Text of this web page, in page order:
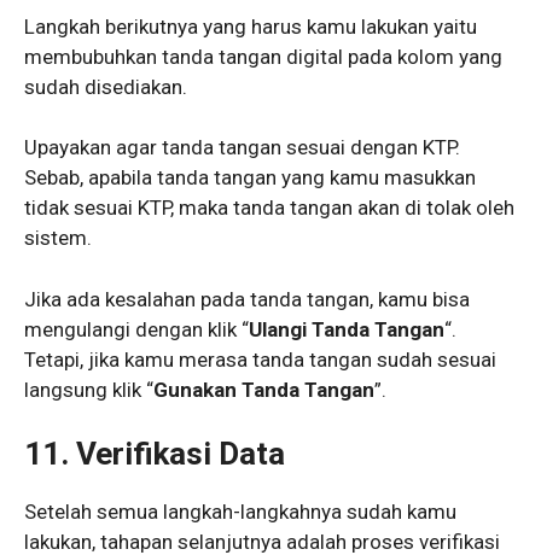
Langkah berikutnya yang harus kamu lakukan yaitu
membubuhkan tanda tangan digital pada kolom yang
sudah disediakan.
Upayakan agar tanda tangan sesuai dengan KTP.
Sebab, apabila tanda tangan yang kamu masukkan
tidak sesuai KTP, maka tanda tangan akan di tolak oleh
sistem.
Jika ada kesalahan pada tanda tangan, kamu bisa
mengulangi dengan klik “Ulangi Tanda Tangan“.
Tetapi, jika kamu merasa tanda tangan sudah sesuai
langsung klik “Gunakan Tanda Tangan”.
11. Verifikasi Data
Setelah semua langkah-langkahnya sudah kamu
lakukan, tahapan selanjutnya adalah proses verifikasi